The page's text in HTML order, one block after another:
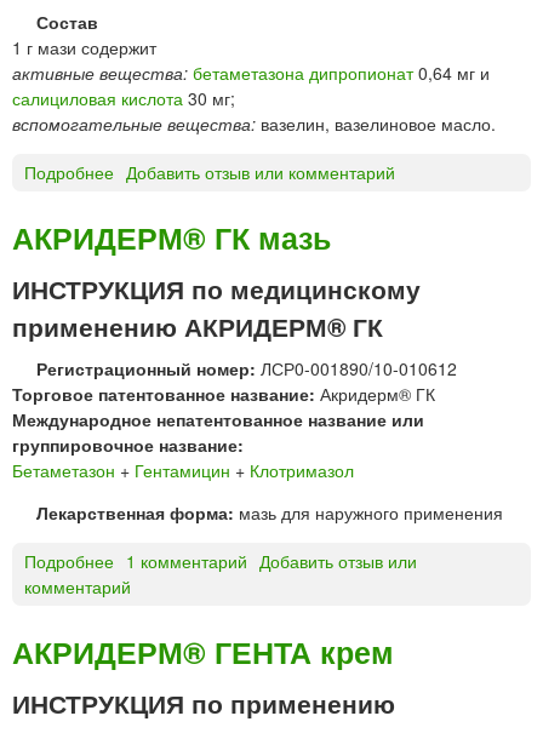
е
т
к
и
Состав
1 г мази содержит
активные вещества: бетаметазона дипропионат0,64 мг и
салициловая кислота 30 мг;
вспомогательные вещества: вазелин, вазелиновое масло.
Подробнее
р
д
е
м
®
С
К
м
з
Добавить отзыв или комментарий
АКРИДЕРМ® ГК мазь
ИНСТРУКЦИЯ по медицинскому
применению АКРИДЕРМ® ГК
Регистрационный номер: ЛСР0-001890/10-010612
Торговое патентованное название: Акридерм® ГК
Международное непатентованное название или
группировочное название:
Бетаметазон + Гентамицин + Клотримазол
Лекарственная форма: мазь для наружного применения
Подробнее
А
И
Е
1 комментарий Добавить отзыв или
комментарий
АКРИДЕРМ® ГЕНТА крем
ИНСТРУКЦИЯ по применению